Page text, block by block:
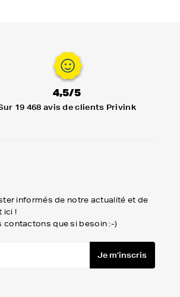
4,5/5
19 468 avis de clients Privink
informés de notre actualité et de
ici !
contactons que si besoin :-)
Je m’inscris